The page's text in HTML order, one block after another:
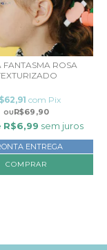
FANTASMA ROSA
R$69,90
com Pix
R$6,99 sem juros
ENTREGA